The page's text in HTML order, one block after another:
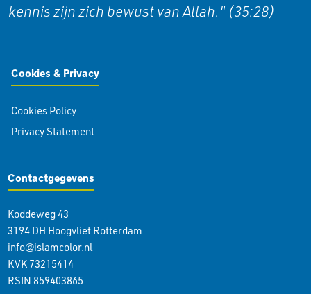
kennis zijn zich bewust van Allah." (35:28)
Cookies & Privacy
Cookies Policy
Privacy Statement
Contactgegevens
Koddeweg 43
3194 DH Hoogvliet Rotterdam
info@islamcolor.nl
KVK 73215414
RSIN 859403865